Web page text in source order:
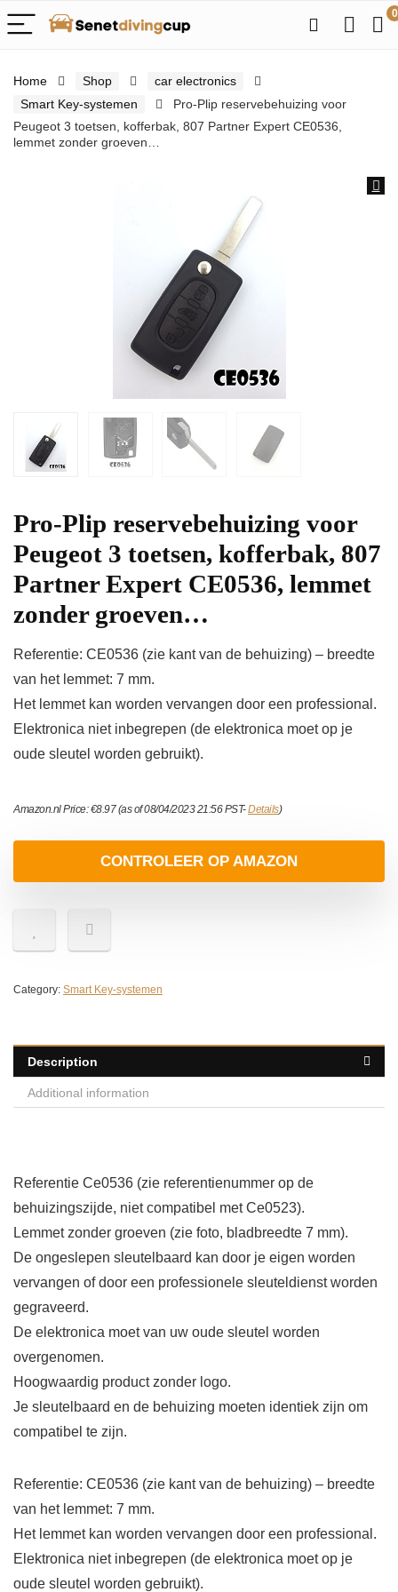
0
Home Shop
car electronics
Smart Key-systemen
Pro-Plip reservebehuizing voor
Peugeot 3 toetsen, kofferbak, 807 Partner Expert CE0536,
lemmet zonder groeven…
Pro-Plip reservebehuizing voor
Peugeot 3 toetsen, kofferbak, 807
Partner Expert CE0536, lemmet
zonder groeven…
Referentie: CE0536 (zie kant van de behuizing) – breedte
van het lemmet: 7 mm.
Het lemmet kan worden vervangen door een professional.
Elektronica niet inbegrepen (de elektronica moet op je
oude sleutel worden gebruikt).
Amazon.nl Price:€8.97(as of 08/04/2023 21:56 PST-Details)
CONTROLEER OP AMAZON
Category: Smart Key-systemen
Description
Additional information
Referentie Ce0536 (zie referentienummer op de
behuizingszijde, niet compatibel met Ce0523).
Lemmet zonder groeven (zie foto, bladbreedte 7 mm).
De ongeslepen sleutelbaard kan door je eigen worden
vervangen of door een professionele sleuteldienst worden
gegraveerd.
De elektronica moet van uw oude sleutel worden
overgenomen.
Hoogwaardig product zonder logo.
Je sleutelbaard en de behuizing moeten identiek zijn om
compatibel te zijn.
Referentie: CE0536 (zie kant van de behuizing) – breedte
van het lemmet: 7 mm.
Het lemmet kan worden vervangen door een professional.
Elektronica niet inbegrepen (de elektronica moet op je
oude sleutel worden gebruikt).